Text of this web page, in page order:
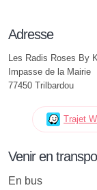
Adresse
Les Radis Roses By
Impasse de la Mairie
77450 Trilbardou
Trajet
Venir en
En bus